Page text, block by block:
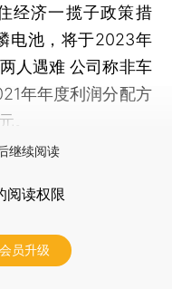
经济一揽子政策措
电池，将于2023年
人遇难 公司称非车
年年度利润分配方
。
继续阅读
阅读权限
员升级